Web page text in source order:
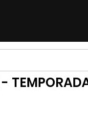
-